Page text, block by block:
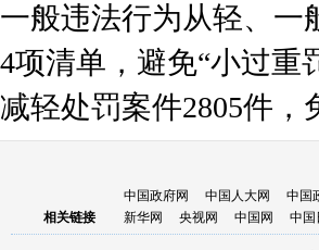
一般违法行为从轻、一
4项清单，避免“小过重
减轻处罚案件2805件
相关链接
中国政府网 中国人大网 中国
新华网
央视网 中国网 中国